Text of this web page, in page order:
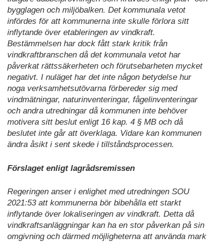
bygglagen och miljöbalken. Det kommunala vetot
infördes för att kommunerna inte skulle förlora sitt
inflytande över etableringen av vindkraft.
Bestämmelsen har dock fått stark kritik från
vindkraftbranschen då det kommunala vetot har
påverkat rättssäkerheten och förutsebarheten mycket
negativt. I nuläget har det inte någon betydelse hur
noga verksamhetsutövarna förbereder sig med
vindmätningar, naturinventeringar, fågelinventeringar
och andra utredningar då kommunen inte behöver
motivera sitt beslut enligt 16 kap. 4 § MB och då
beslutet inte går att överklaga. Vidare kan kommunen
ändra åsikt i sent skede i tillståndsprocessen.
Förslaget enligt lagrådsremissen
Regeringen anser i enlighet med utredningen SOU
2021:53 att kommunerna bör bibehålla ett starkt
inflytande över lokaliseringen av vindkraft. Detta då
vindkraftsanläggningar kan ha en stor påverkan på sin
omgivning och därmed möjligheterna att använda mark